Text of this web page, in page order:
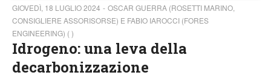
GIOVEDÌ, 18 LUGLIO 2024
OSCAR GUERRA (ROSETTI MARINO,
CONSIGLIERE ASSORISORSE) E FABIO IAROCCI (FORES
ENGINEERING) ( )
Idrogeno: una leva della
decarbonizzazione